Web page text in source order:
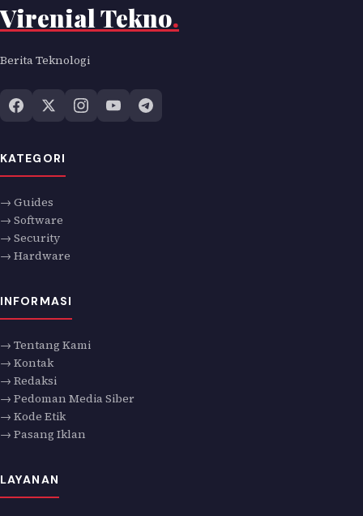
Virenial Tekno.
Berita Teknologi
KATEGORI
→ Guides
→ Software
→ Security
→ Hardware
INFORMASI
→ Tentang Kami
→ Kontak
→ Redaksi
→ Pedoman Media Siber
→ Kode Etik
→ Pasang Iklan
LAYANAN